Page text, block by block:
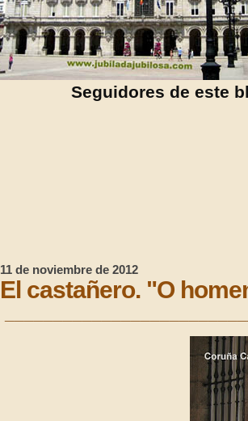
Seguidores de este
11 de noviembre de 2012
El castañero. "O